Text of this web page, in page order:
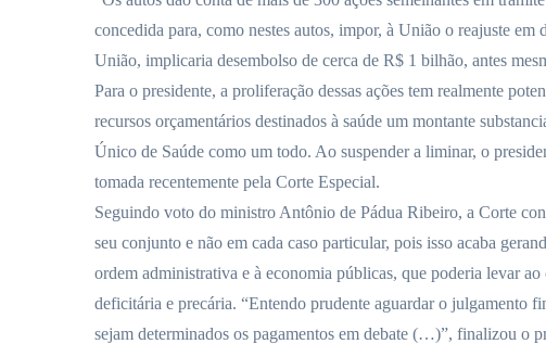
concedida para, como nestes autos, impor, à União o reajuste
União, implicaria desembolso de cerca de R$ 1 bilhão, antes
Para o presidente, a proliferação dessas ações tem realmente
recursos orçamentários destinados à saúde um montante
Único de Saúde como um todo. Ao suspender a liminar, o
tomada recentemente pela Corte Especial.
Seguindo voto do ministro Antônio de Pádua Ribeiro, a Corte
seu conjunto e não em cada caso particular, pois isso acaba
ordem administrativa e à economia públicas, que poderia levar
deficitária e precária. “Entendo prudente aguardar o julgamento
sejam determinados os pagamentos em debate (…)”, finalizou o